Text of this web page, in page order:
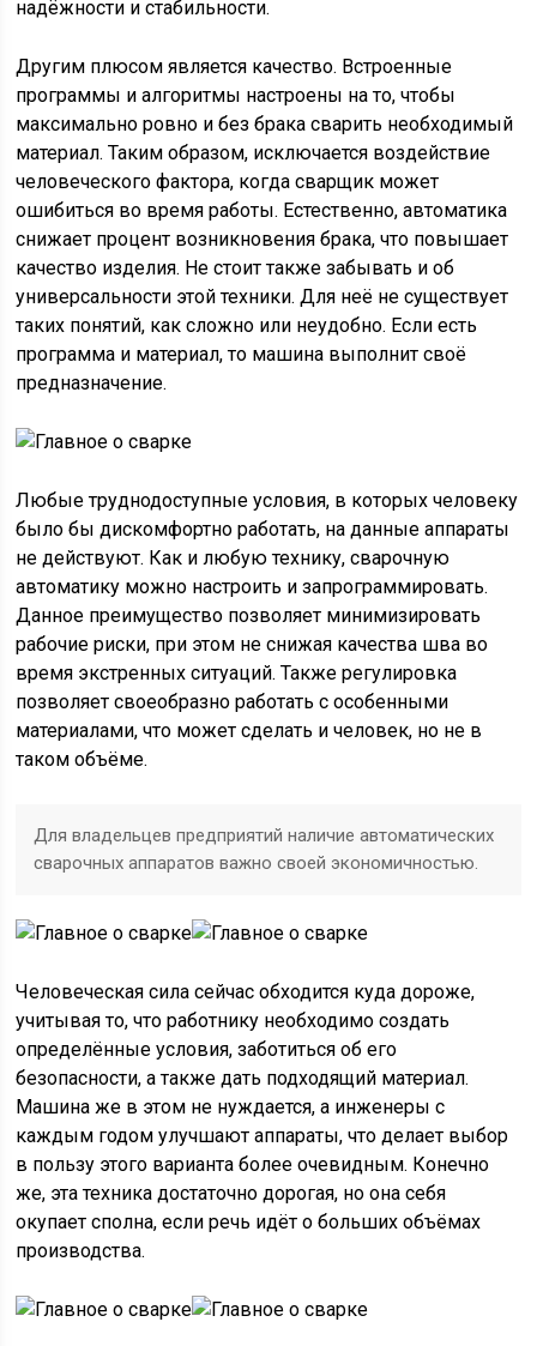
надёжности и стабильности.
Другим плюсом является качество. Встроенные
программы и алгоритмы настроены на то, чтобы
максимально ровно и без брака сварить необходимый
материал. Таким образом, исключается воздействие
человеческого фактора, когда сварщик может
ошибиться во время работы. Естественно, автоматика
снижает процент возникновения брака, что повышает
качество изделия. Не стоит также забывать и об
универсальности этой техники. Для неё не существует
таких понятий, как сложно или неудобно. Если есть
программа и материал, то машина выполнит своё
предназначение.
Любые труднодоступные условия, в которых человеку
было бы дискомфортно работать, на данные аппараты
не действуют. Как и любую технику, сварочную
автоматику можно настроить и запрограммировать.
Данное преимущество позволяет минимизировать
рабочие риски, при этом не снижая качества шва во
время экстренных ситуаций. Также регулировка
позволяет своеобразно работать с особенными
материалами, что может сделать и человек, но не в
таком объёме.
Для владельцев предприятий наличие автоматических
сварочных аппаратов важно своей экономичностью.
Человеческая сила сейчас обходится куда дороже,
учитывая то, что работнику необходимо создать
определённые условия, заботиться об его
безопасности, а также дать подходящий материал.
Машина же в этом не нуждается, а инженеры с
каждым годом улучшают аппараты, что делает выбор
в пользу этого варианта более очевидным. Конечно
же, эта техника достаточно дорогая, но она себя
окупает сполна, если речь идёт о больших объёмах
производства.